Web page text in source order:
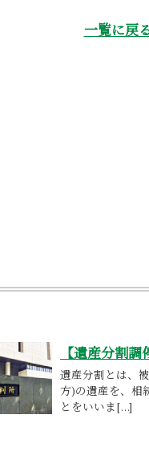
一覧に戻
【遺産分割
遺産分割とは、
方)の遺産を、相
とをいいま[...]